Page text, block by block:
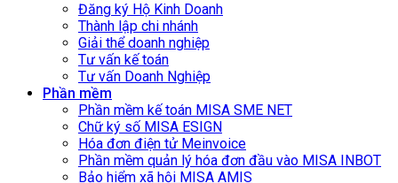
Đăng ký Hộ Kinh Doanh
Thành lập chi nhánh
Giải thể doanh nghiệp
Tư vấn kế toán
Tư vấn Doanh Nghiệp
Phần mềm
Phần mềm kế toán MISA SME NET
Chữ ký số MISA ESIGN
Hóa đơn điện tử Meinvoice
Phần mềm quản lý hóa đơn đầu vào MISA INBOT
Bảo hiểm xã hội MISA AMIS